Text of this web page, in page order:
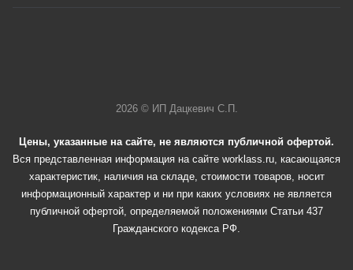
2026 © ИП Дацкевич С.П.
Цены, указанные на сайте, не являются публичной офертой.
Вся представленная информация на сайте worklass.ru, касающаяся
характеристик, наличия на складе, стоимости товаров, носит
информационный характер и ни при каких условиях не является
публичной офертой, определяемой положениями Статьи 437
Гражданского кодекса РФ.